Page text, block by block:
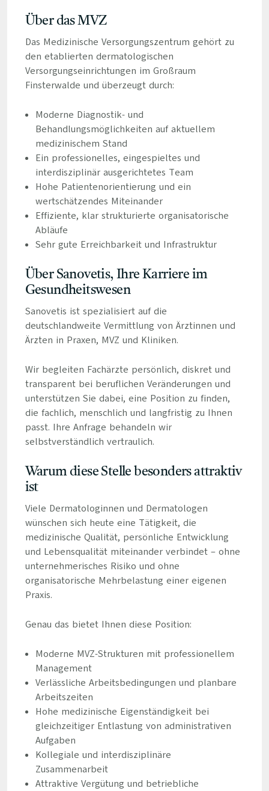
Über das MVZ
Das Medizinische Versorgungszentrum gehört zu
den etablierten dermatologischen
Versorgungseinrichtungen im Großraum
Finsterwalde und überzeugt durch:
Moderne Diagnostik- und
Behandlungsmöglichkeiten auf aktuellem
medizinischem Stand
Ein professionelles, eingespieltes und
interdisziplinär ausgerichtetes Team
Hohe Patientenorientierung und ein
wertschätzendes Miteinander
Effiziente, klar strukturierte organisatorische
Abläufe
Sehr gute Erreichbarkeit und Infrastruktur
Über Sanovetis, Ihre Karriere im
Gesundheitswesen
Sanovetis ist spezialisiert auf die
deutschlandweite Vermittlung von Ärztinnen und
Ärzten in Praxen, MVZ und Kliniken.
Wir begleiten Fachärzte persönlich, diskret und
transparent bei beruflichen Veränderungen und
unterstützen Sie dabei, eine Position zu finden,
die fachlich, menschlich und langfristig zu Ihnen
passt. Ihre Anfrage behandeln wir
selbstverständlich vertraulich.
Warum diese Stelle besonders attraktiv
ist
Viele Dermatologinnen und Dermatologen
wünschen sich heute eine Tätigkeit, die
medizinische Qualität, persönliche Entwicklung
und Lebensqualität miteinander verbindet – ohne
unternehmerisches Risiko und ohne
organisatorische Mehrbelastung einer eigenen
Praxis.
Genau das bietet Ihnen diese Position:
Moderne MVZ-Strukturen mit professionellem
Management
Verlässliche Arbeitsbedingungen und planbare
Arbeitszeiten
Hohe medizinische Eigenständigkeit bei
gleichzeitiger Entlastung von administrativen
Aufgaben
Kollegiale und interdisziplinäre
Zusammenarbeit
Attraktive Vergütung und betriebliche